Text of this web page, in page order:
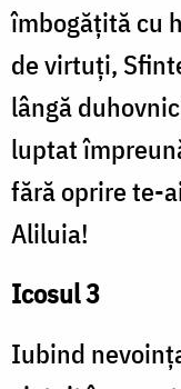
îmbogățită cu
de virtuți,
lângă
luptat
fără oprire te-
Aliluia!
Icosul 3
Iubind